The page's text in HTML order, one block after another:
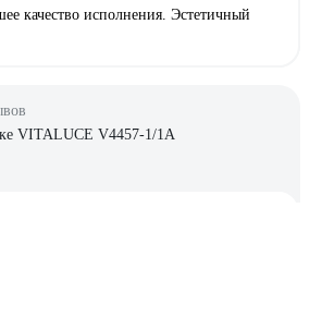
качество исполнения. Эстетичный
VITALUCE V4457-1/1A
Купите светодиодную филаментую! Ну